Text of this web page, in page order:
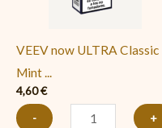
VEEV now ULTRA Classic
Mint ...
4,60€
-
Clásica)
+